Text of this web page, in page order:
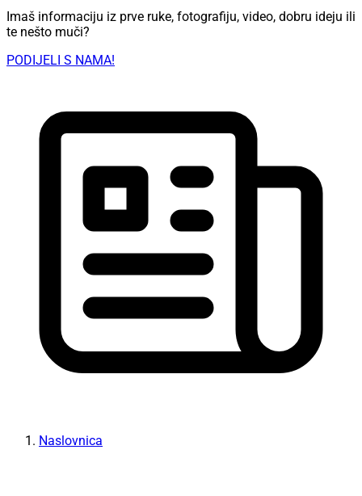
Imaš informaciju iz prve ruke, fotografiju, video, dobru ideju ili
te nešto muči?
PODIJELI S NAMA!
Naslovnica